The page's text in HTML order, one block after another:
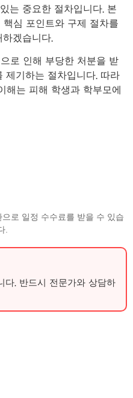
는 중요한 절차입니다. 본
심 포인트와 구제 절차를
겠습니다.
로 인해 부당한 처분을 받
제기하는 절차입니다. 따라
해는 피해 학생과 학부모에
로 일정 수수료를 받을 수 있습
.
다. 반드시 전문가와 상담하